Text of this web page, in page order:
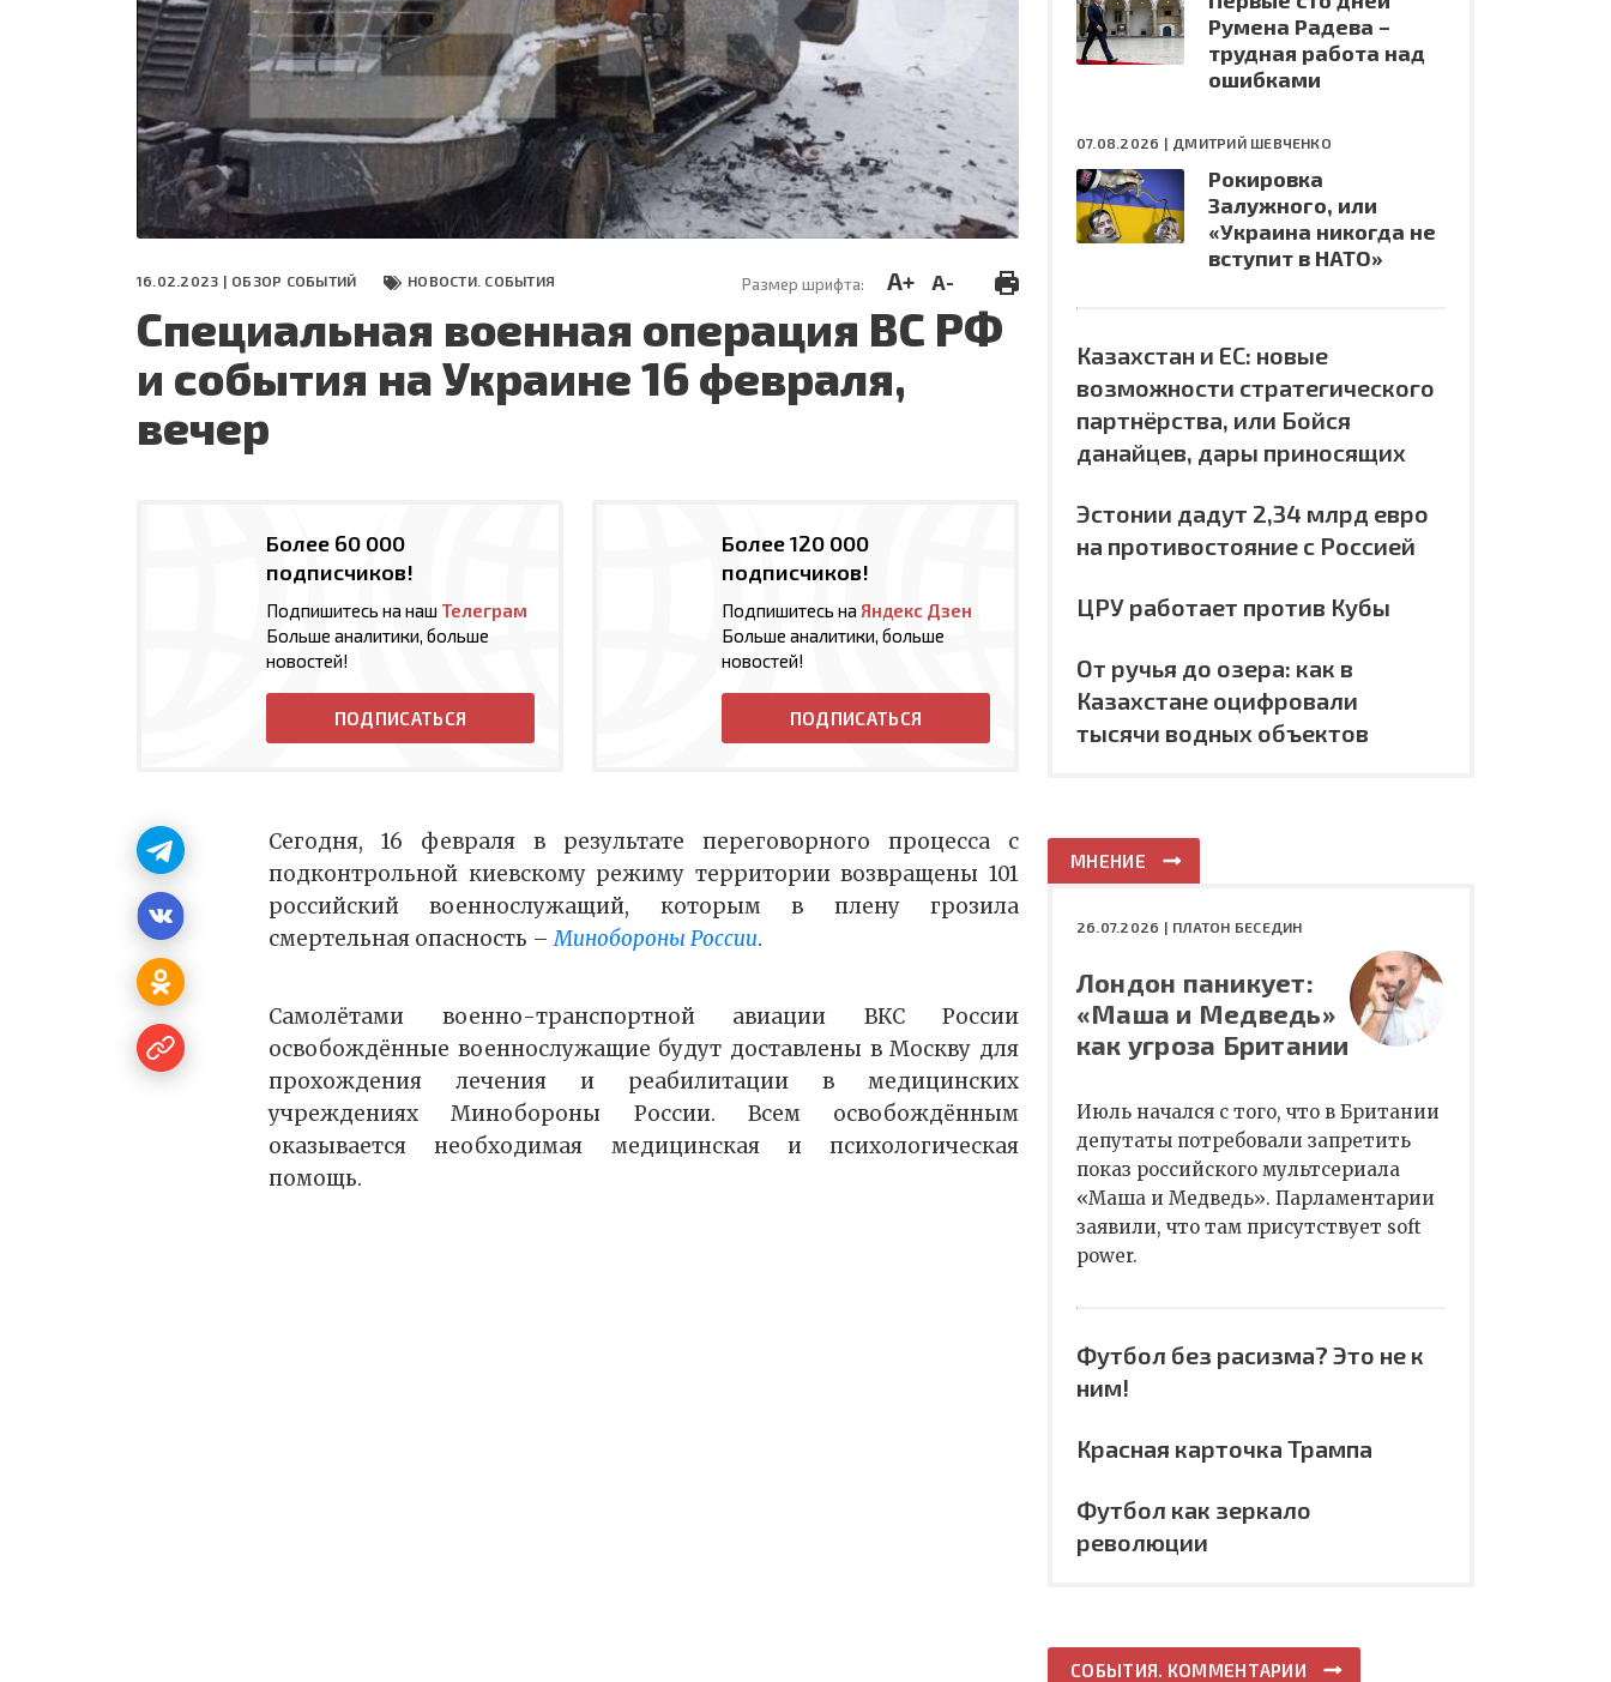
СЕГОДНЯ
ПОЛЯ БИТВЫ 2024
16.02.2023 | ОБЗОР СОБЫТИЙ НОВОСТИ. СОБЫТИЯ Размер шрифта: A+ A-
Специальная военная операция ВС РФ
и события на Украине 16 февраля,
вечер
Более 60 000
подписчиков!
Подпишитесь на наш Телеграм
Больше аналитики, больше
новостей!
ПОДПИСАТЬСЯ
Более 120 000
подписчиков!
Подпишитесь на Яндекс Дзен
Больше аналитики, больше
новостей!
ПОДПИСАТЬСЯ
Сегодня, 16 февраля в результате переговорного процесса с
подконтрольной киевскому режиму территории возвращены 101
российский военнослужащий, которым в плену грозила
смертельная опасность –Минобороны России.
Самолётами военно-транспортной авиации ВКС России
освобождённые военнослужащие будут доставлены в Москву для
прохождения лечения и реабилитации в медицинских
учреждениях Минобороны России. Всем освобождённым
оказывается необходимая медицинская и психологическая
помощь.
Румена Радева –
трудная работа над
ошибками
07.08.2026 | ДМИТРИЙ ШЕВЧЕНКО
Рокировка
Залужного, или
«Украина никогда не
вступит в НАТО»
Казахстан и ЕС: новые
возможности стратегического
партнёрства, или Бойся
данайцев, дары приносящих
Эстонии дадут 2,34 млрд евро
на противостояние с Россией
ЦРУ работает против Кубы
От ручья до озера: как в
Казахстане оцифровали
тысячи водных объектов
МНЕНИЕ
26.07.2026 | ПЛАТОН БЕСЕДИН
Лондон паникует:
«Маша и Медведь»
как угроза Британии
Июль начался с того, что в Британии
депутаты потребовали запретить
показ российского мультсериала
«Маша и Медведь». Парламентарии
заявили, что там присутствует soft
power.
Футбол без расизма? Это не к
ним!
Красная карточка Трампа
Футбол как зеркало
революции
СОБЫТИЯ. КОММЕНТАРИИ